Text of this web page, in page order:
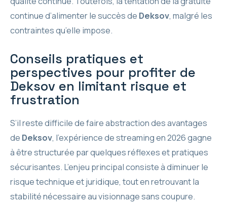
continue d’alimenter le succès de Deksov, malgré les
contraintes qu’elle impose.
Conseils pratiques et
perspectives pour profiter de
Deksov en limitant risque et
frustration
S’il reste difficile de faire abstraction des avantages
de Deksov, l’expérience de streaming en 2026 gagne
à être structurée par quelques réflexes et pratiques
sécurisantes. L’enjeu principal consiste à diminuer le
risque technique et juridique, tout en retrouvant la
stabilité nécessaire au visionnage sans coupure.